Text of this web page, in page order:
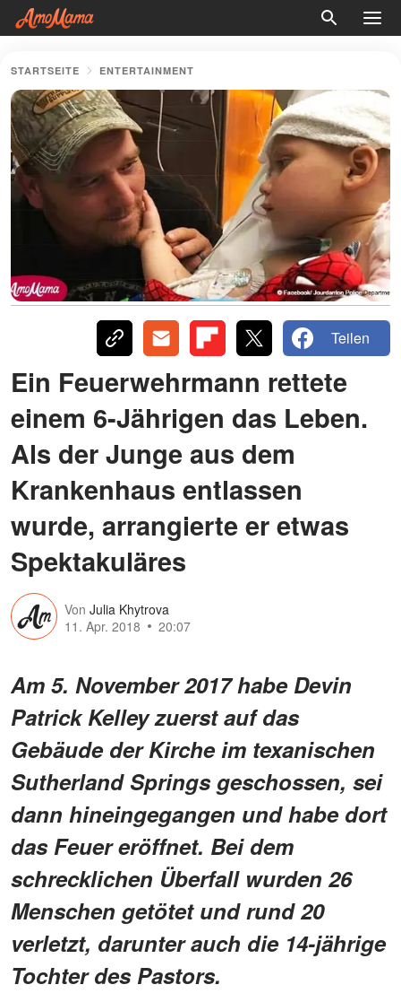
STARTSEITE ENTERTAINMENT
Teilen
Ein Feuerwehrmann rettete
einem 6-Jährigen das Leben.
Als der Junge aus dem
Krankenhaus entlassen
wurde, arrangierte er etwas
Spektakuläres
Von Julia Khytrova
11. Apr. 2018
20:07
Am 5. November 2017 habe Devin
Patrick Kelley zuerst auf das
Gebäude der Kirche im texanischen
Sutherland Springs geschossen, sei
dann hineingegangen und habe dort
das Feuer eröffnet. Bei dem
schrecklichen Überfall wurden 26
Menschen getötet und rund 20
verletzt, darunter auch die 14-jährige
Tochter des Pastors.